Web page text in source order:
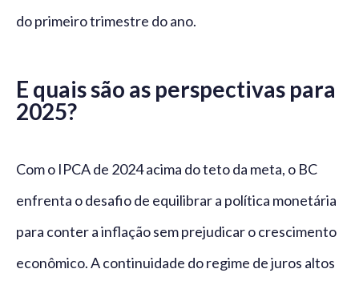
do primeiro trimestre do ano.
E quais são as perspectivas para
2025?
Com o IPCA de 2024 acima do teto da meta, o BC
enfrenta o desafio de equilibrar a política monetária
para conter a inflação sem prejudicar o crescimento
econômico. A continuidade do regime de juros altos